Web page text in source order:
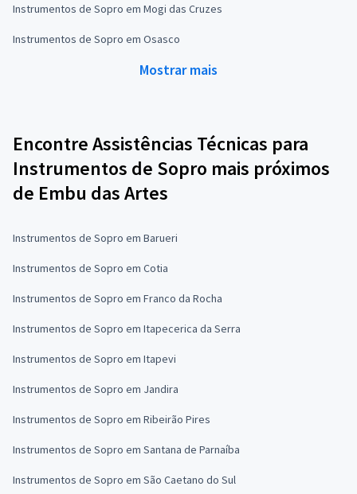
Instrumentos de Sopro em Mogi das Cruzes
Instrumentos de Sopro em Osasco
Mostrar mais
Encontre Assistências Técnicas para
Instrumentos de Sopro mais próximos
de Embu das Artes
Instrumentos de Sopro em Barueri
Instrumentos de Sopro em Cotia
Instrumentos de Sopro em Franco da Rocha
Instrumentos de Sopro em Itapecerica da Serra
Instrumentos de Sopro em Itapevi
Instrumentos de Sopro em Jandira
Instrumentos de Sopro em Ribeirão Pires
Instrumentos de Sopro em Santana de Parnaíba
Instrumentos de Sopro em São Caetano do Sul